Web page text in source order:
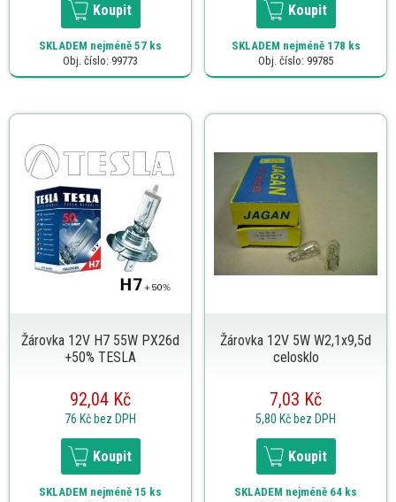
Koupit
SKLADEM nejméně 57 ks
Obj. číslo: 99773
Koupit
SKLADEM nejméně 178 ks
Obj. číslo: 99785
Žárovka 12V H7 55W PX26d
+50% TESLA
92,04 Kč
76 Kč bez DPH
Koupit
SKLADEM nejméně 15 ks
Žárovka 12V 5W W2,1x9,5d
celosklo
7,03 Kč
5,80 Kč bez DPH
Koupit
SKLADEM nejméně 64 ks